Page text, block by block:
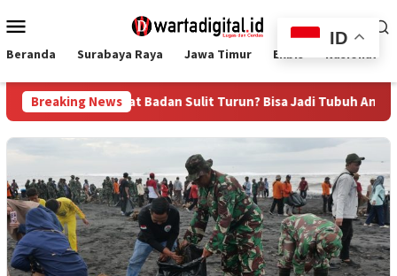
ke
Mobile
Beranda Surabaya Raya Jawa Timur Ekbis Nasional
Breaking News
Berat Badan Sulit Turun? Bisa Jadi Tubuh Anda Kekurangan
ID